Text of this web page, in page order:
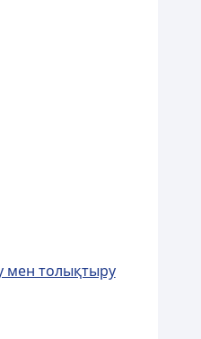
мен толықтыру